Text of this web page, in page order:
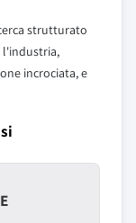
strutturato
l'industria,
incrociata, e